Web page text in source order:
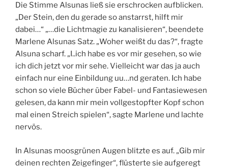
Die Stimme Alsunas ließ sie erschrocken aufblicken.
„Der Stein, den du gerade so anstarrst, hilft mir
dabei…“ „…die Lichtmagie zu kanalisieren“, beendete
Marlene Alsunas Satz. „Woher weißt du das?“, fragte
Alsuna scharf. „I..ich habe es vor mir gesehen, so wie
ich dich jetzt vor mir sehe. Vielleicht war das ja auch
einfach nur eine Einbildung uu…nd geraten. Ich habe
schon so viele Bücher über Fabel- und Fantasiewesen
gelesen, da kann mir mein vollgestopfter Kopf schon
mal einen Streich spielen“, sagte Marlene und lachte
nervös.
In Alsunas moosgrünen Augen blitzte es auf. „Gib mir
deinen rechten Zeigefinger“, flüsterte sie aufgeregt